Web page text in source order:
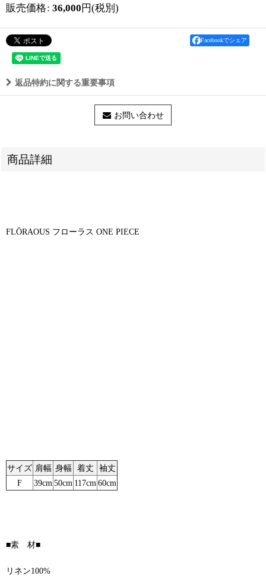
販売価格: 36,000 円(税別)
Facebookでシェア
返品特約に関する重要事項
お問い合わせ
商品詳細
FLŌRAOUS フローラス ONE PIECE
サイズ 肩幅 身幅 着丈
袖丈
F
39cm 50cm 117cm 60cm
■素 材■
リネン100%